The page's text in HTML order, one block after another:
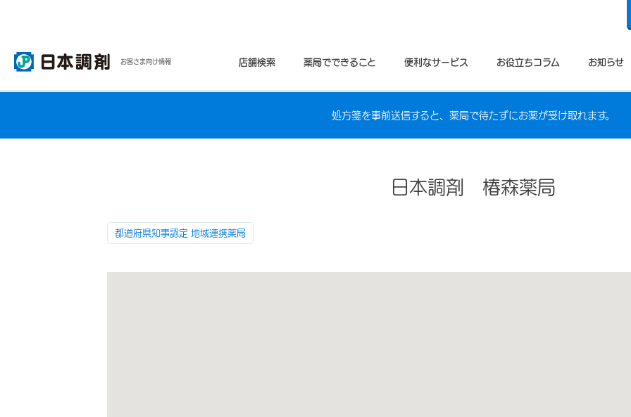
お客さま向け情報 店舗検索 薬局でできること 便利なサービス お役立ちコラム お知らせ
処方箋を事前送信すると、薬局で待たずにお薬が受け取れます。
日本調剤 椿森薬局
都道府県知事認定 地域連携薬局